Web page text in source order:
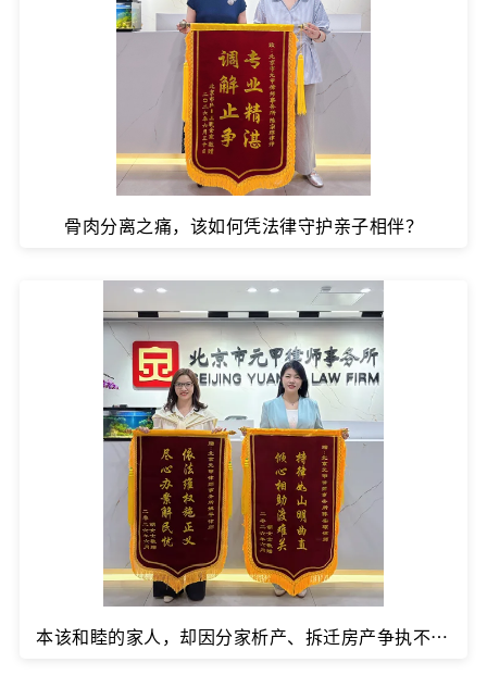
骨肉分离之痛，该如何凭法律守护亲子相伴？
本该和睦的家人，却因分家析产、拆迁房产争执不休，既伤亲情又难维权该如何是好？